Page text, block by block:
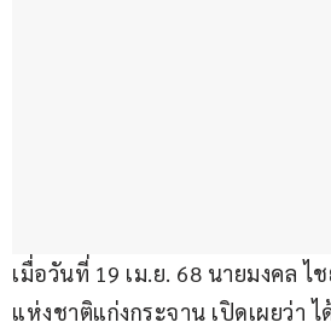
เมื่อวันที่ 19 เม.ย. 68 นายมงคล
แห่งชาติแก่งกระจาน เปิดเผยว่า ไ